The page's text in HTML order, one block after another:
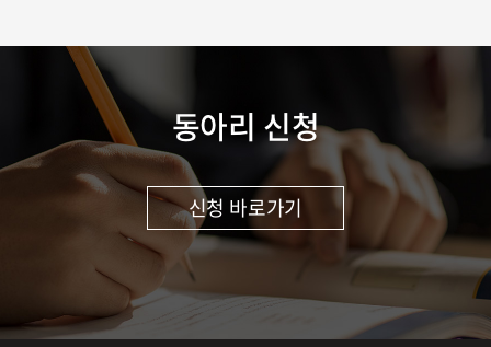
동아리 신청
신청 바로가기